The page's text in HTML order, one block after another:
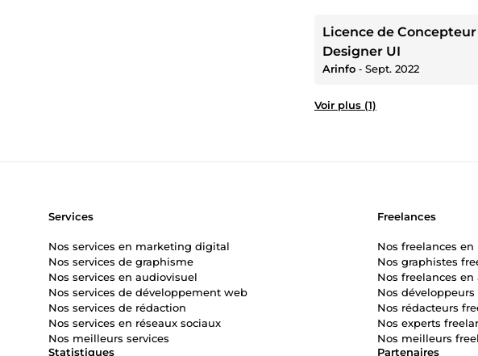
Licence de Concepteur
Designer UI
Arinfo ‐ Sept. 2022
Voir plus (1)
Partenaires
Statistiques
Services
Nos services en marketing digital
Nos services de graphisme
Nos services en audiovisuel
Nos services de développement web
Nos services de rédaction
Nos services en réseaux sociaux
Nos meilleurs services
Freelances
Nos freelances
Nos graphistes
Nos freelances
Nos
Nos rédacteurs
Nos experts
Nos meilleurs